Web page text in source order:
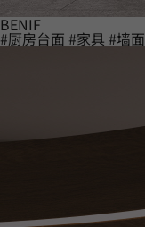
BENIF
#厨房台面 #家具 #墙面